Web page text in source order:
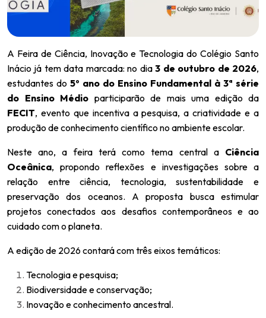
A Feira de Ciência, Inovação e Tecnologia do Colégio Santo
Inácio já tem data marcada: no dia3 de outubro de 2026,
estudantes do 5º ano do Ensino Fundamental à 3ª série
do Ensino Médio participarão de mais uma edição da
FECIT, evento que incentiva a pesquisa, a criatividade e a
produção de conhecimento científico no ambiente escolar.
Neste ano, a feira terá como tema central a Ciência
Oceânica, propondo reflexões e investigações sobre a
relação entre ciência, tecnologia, sustentabilidade e
preservação dos oceanos. A proposta busca estimular
projetos conectados aos desafios contemporâneos e ao
cuidado com o planeta.
A edição de 2026 contará com três eixos temáticos:
Tecnologia e pesquisa;
Biodiversidade e conservação;
Inovação e conhecimento ancestral.